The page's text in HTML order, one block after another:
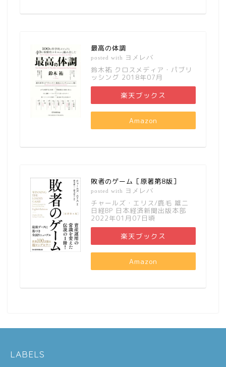
最高の体調
posted with ヨメレバ
鈴木祐 クロスメディア・パブリ
ッシング 2018年07月
楽天ブックス
Amazon
敗者のゲーム［原著第8版］
posted with ヨメレバ
チャールズ・エリス/鹿毛 雄二
日経BP 日本経済新聞出版本部
2022年01月07日頃
楽天ブックス
Amazon
LABELS